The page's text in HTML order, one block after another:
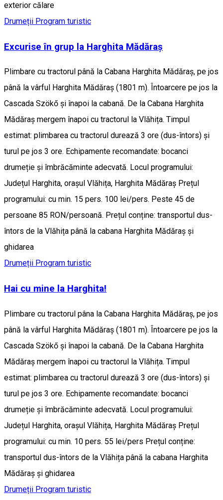
exterior călare
Drumeții Program turistic
Excurise în grup la Harghita Mădăraș
Plimbare cu tractorul până la Cabana Harghita Mădăraș, pe jos
până la vârful Harghita Mădăraș (1801 m). Întoarcere pe jos la
Cascada Szökő și înapoi la cabană. De la Cabana Harghita
Mădăraș mergem înapoi cu tractorul la Vlăhița. Timpul
estimat: plimbarea cu tractorul durează 3 ore (dus-întors) și
turul pe jos 3 ore. Echipamente recomandate: bocanci
drumeție și îmbrăcăminte adecvată. Locul programului:
Județul Harghita, orașul Vlăhița, Harghita Mădăraș Prețul
programului: cu min. 15 pers. 100 lei/pers. Peste 45 de
persoane 85 RON/persoană. Prețul conține: transportul dus-
întors de la Vlăhița până la cabana Harghita Mădăraș și
ghidarea
Drumeții Program turistic
Hai cu mine la Harghita!
Plimbare cu tractorul pâna la Cabana Harghita Mădăraș, pe jos
până la vârful Harghita Mădăraș (1801 m). Întoarcere pe jos la
Cascada Szökő și înapoi la cabană. De la Cabana Harghita
Mădăraș mergem înapoi cu tractorul la Vlăhița. Timpul
estimat: plimbarea cu tractorul durează 3 ore (dus-întors) și
turul pe jos 3 ore. Echipamente recomandate: bocanci
drumeție și îmbrăcăminte adecvată. Locul programului:
Județul Harghita, orașul Vlăhița, Harghita Mădăraș Prețul
programului: cu min. 10 pers. 55 lei/pers Prețul conține:
transportul dus-întors de la Vlăhița până la cabana Harghita
Mădăraș și ghidarea
Drumeții Program turistic